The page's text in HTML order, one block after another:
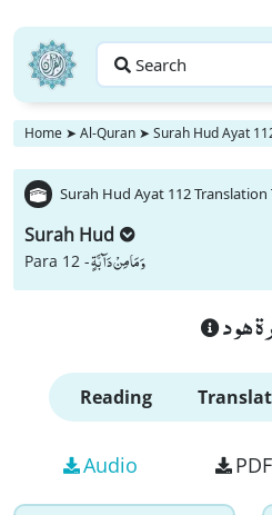
Search
Home ➤ Al-Quran ➤ Surah Hud Ayat
Surah Hud Ayat 112 Translation
Surah Hud
Para 12 -وَ مَا مِنْ دَآبَّةٍ
هود
Reading
Audio PDF